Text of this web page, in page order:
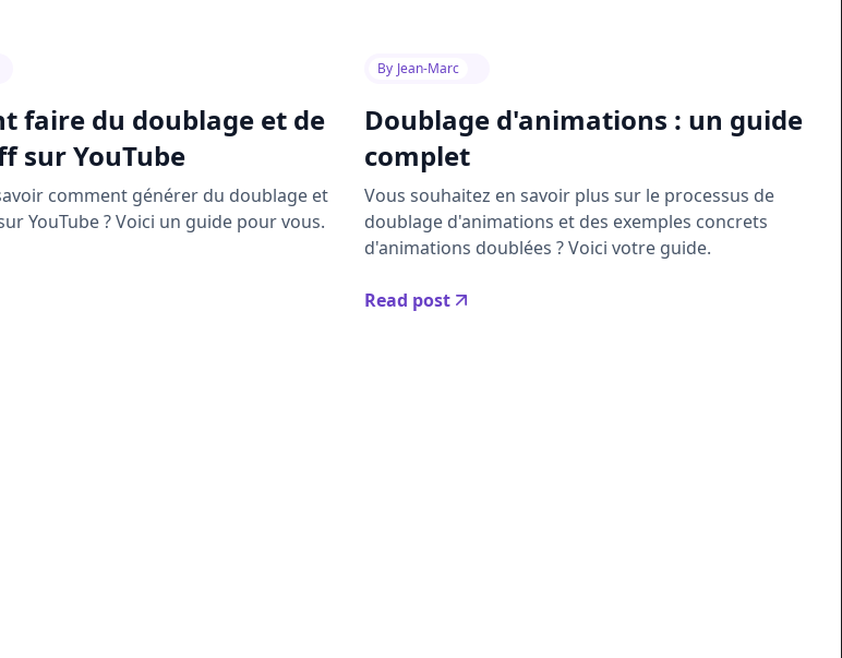
faire du doublage et de
sur YouTube
comment générer du doublage et
YouTube ? Voici un guide pour vous.
By Jean-Marc
Doublage d'animations : un guide
complet
Vous souhaitez en savoir plus sur le processus de
doublage d'animations et des exemples concrets
d'animations doublées ? Voici votre guide.
Read post